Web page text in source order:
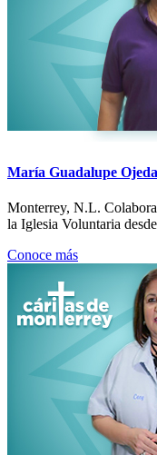
María Guadalupe
Monterrey, N.L.
la Iglesia Voluntaria
Conoce más